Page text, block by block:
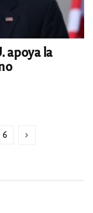
apoya la
6